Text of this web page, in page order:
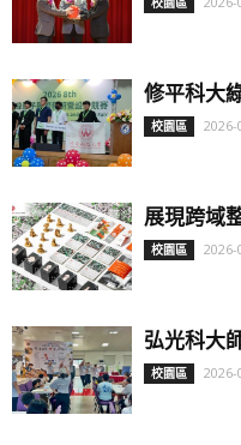
修平科大
校園區 2026-
展現跨域
校園區 2026-
弘光科大
校園區 2026-